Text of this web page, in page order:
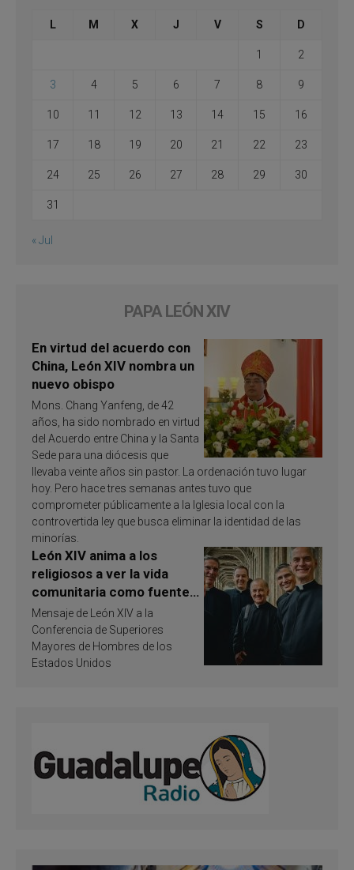
L M X J V S D
1 2
3 4 5 6 7 8 9
10 11 12 13 14 15 16
17 18 19 20 21 22 23
24 25 26 27 28 29 30
31
« Jul
PAPA LEÓN XIV
En virtud del acuerdo con
China, León XIV nombra un
nuevo obispo
Mons. Chang Yanfeng, de 42
años, ha sido nombrado en virtud
del Acuerdo entre China y la Santa
Sede para una diócesis que
llevaba veinte años sin pastor. La ordenación tuvo lugar
hoy. Pero hace tres semanas antes tuvo que
comprometer públicamente a la Iglesia local con la
controvertida ley que busca eliminar la identidad de las
minorías.
León XIV anima a los
religiosos a ver la vida
comunitaria como fuente
de inspiración y
santificación
Mensaje de León XIV a la
Conferencia de Superiores
Mayores de Hombres de los
Estados Unidos